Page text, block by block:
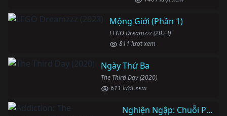
Mộng Giới (Phần 1)
LEGO Dreamzzz (2023)
811 lượt xem
Ngày Thứ Ba
The Third Day (2020)
611 lượt xem
Nghiện Ngập: Chuỗi Phim Bổ Trợ